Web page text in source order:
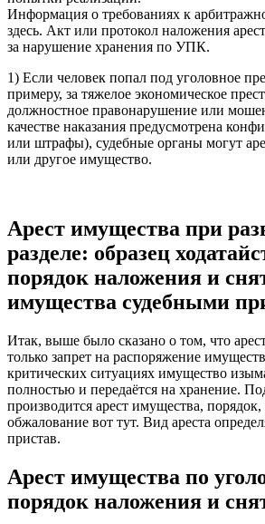
Информация о требованиях к
здесь. Акт или протокол наложения
за нарушение хранения по УПК.
1) Если человек попал под уголовное
примеру, за тяжелое экономическое
должностное правонарушение или
качестве наказания предусмотрена
или штрафы), судебные органы могут
или другое имущество.
Арест имущества при
разделе: образец
порядок наложения и
имущества судебными
Итак, выше было сказано о том, что
только запрет на распоряжение
критических ситуациях имущество
полностью и передаётся на хранение.
производится арест имущества,
обжалование вот тут. Вид ареста
пристав.
Арест имущества по
порядок наложения и